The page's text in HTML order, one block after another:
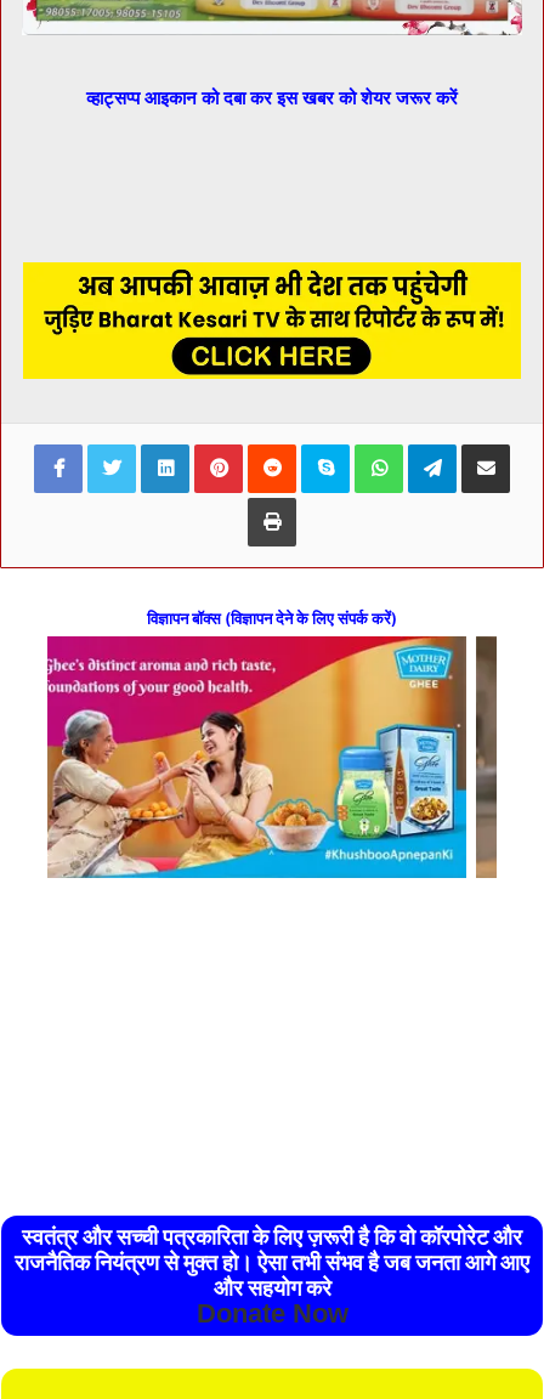
व्हाट्सप्प आइकान को दबा कर इस खबर को शेयर जरूर करें
FacebookTwitterLinkedInPinterestReddit Skype WhatsAppTelegramShare via
Print
विज्ञापन बॉक्स (विज्ञापन देने के लिए संपर्क करें)
स्वतंत्र और सच्ची पत्रकारिता के लिए ज़रूरी है कि वो कॉरपोरेट और
राजनैतिक नियंत्रण से मुक्त हो। ऐसा तभी संभव है जब जनता आगे आए
और सहयोग करे
Donate Now